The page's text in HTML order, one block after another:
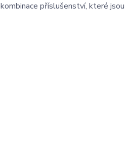
příslušenství, které jsou